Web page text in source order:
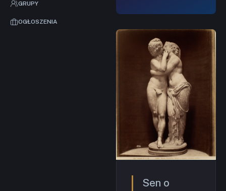
GRUPY
OGŁOSZENIA
Sen o